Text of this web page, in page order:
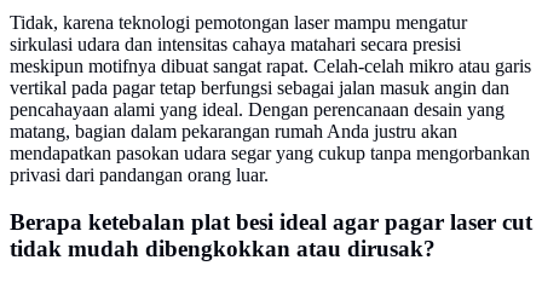
Tidak, karena teknologi pemotongan laser mampu mengatur
sirkulasi udara dan intensitas cahaya matahari secara presisi
meskipun motifnya dibuat sangat rapat. Celah-celah mikro atau garis
vertikal pada pagar tetap berfungsi sebagai jalan masuk angin dan
pencahayaan alami yang ideal. Dengan perencanaan desain yang
matang, bagian dalam pekarangan rumah Anda justru akan
mendapatkan pasokan udara segar yang cukup tanpa mengorbankan
privasi dari pandangan orang luar.
Berapa ketebalan plat besi ideal agar pagar laser cut
tidak mudah dibengkokkan atau dirusak?